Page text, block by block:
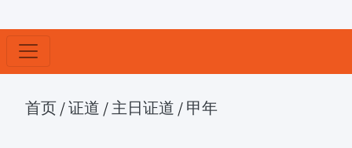
首页 /证道 / 主日证道 / 甲年